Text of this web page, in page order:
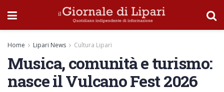
Home Lipari News Cultura Lipari
Musica, comunità e turismo:
nasce il Vulcano Fest 2026